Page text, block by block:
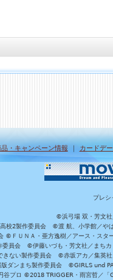
品・キャンペーン情報 ｜ カードデ
プレシ
©浜弓場 双・芳文社
校2製作委員会 ©渡 航、小学館／や
©ＦＵＮＡ・亜方逸樹／アース・ス
委員会 ©伊藤いづも・芳文社／まち
きない製作委員会 ©赤坂アカ／集英
版ダンまち製作委員会 ©GIRLS und
プロ ©2018 TRIGGER・雨宮哲／